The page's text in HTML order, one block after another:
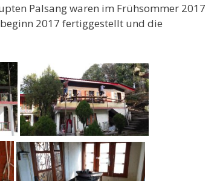
Palsang waren im Frühsommer 2017
2017 fertiggestellt und die